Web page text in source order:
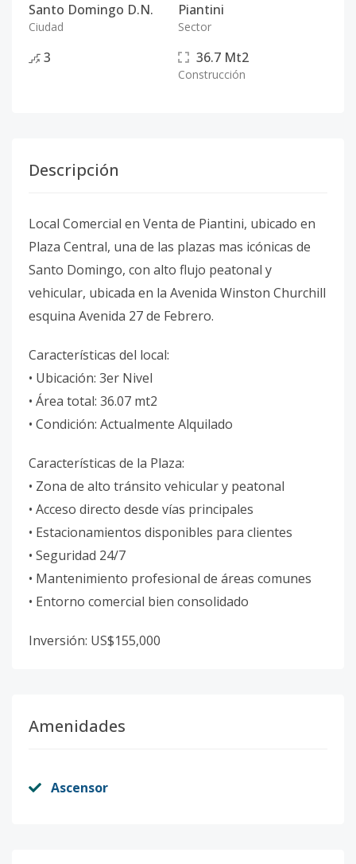
Santo Domingo D.N.
Ciudad
Piantini
Sector
3 36.7 Mt2
Construcción
Descripción
Local Comercial en Venta de Piantini, ubicado en
Plaza Central, una de las plazas mas icónicas de
Santo Domingo, con alto flujo peatonal y
vehicular, ubicada en la Avenida Winston Churchill
esquina Avenida 27 de Febrero.
Características del local:
• Ubicación: 3er Nivel
• Área total: 36.07 mt2
• Condición: Actualmente Alquilado
Características de la Plaza:
• Zona de alto tránsito vehicular y peatonal
• Acceso directo desde vías principales
• Estacionamientos disponibles para clientes
• Seguridad 24/7
• Mantenimiento profesional de áreas comunes
• Entorno comercial bien consolidado
Inversión: US$155,000
Amenidades
Ascensor